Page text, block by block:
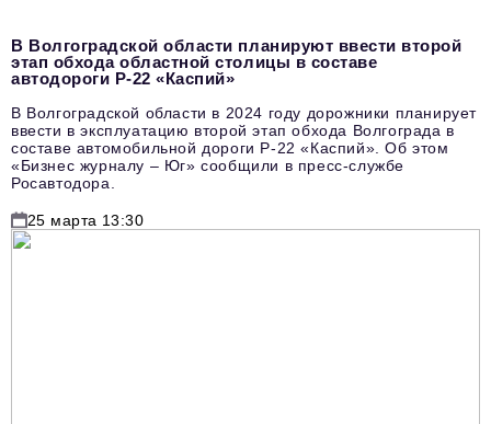
В Волгоградской области планируют ввести второй
этап обхода областной столицы в составе
автодороги Р-22 «Каспий»
В Волгоградской области в 2024 году дорожники планирует
ввести в эксплуатацию второй этап обхода Волгограда в
составе автомобильной дороги Р-22 «Каспий». Об этом
«Бизнес журналу – Юг» сообщили в пресс-службе
Росавтодора.
25 марта 13:30